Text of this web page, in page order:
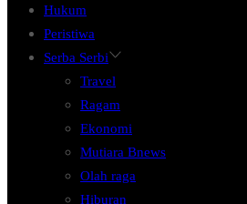
Hukum
Peristiwa
Serba Serbi
Travel
Ragam
Ekonomi
Mutiara Bnews
Olah raga
Hiburan